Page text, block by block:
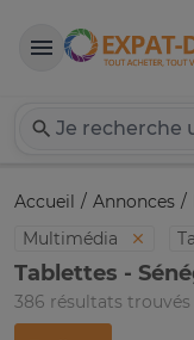
Accueil Annonces
Multimédia
Tablettes -
386 résultats trouvés